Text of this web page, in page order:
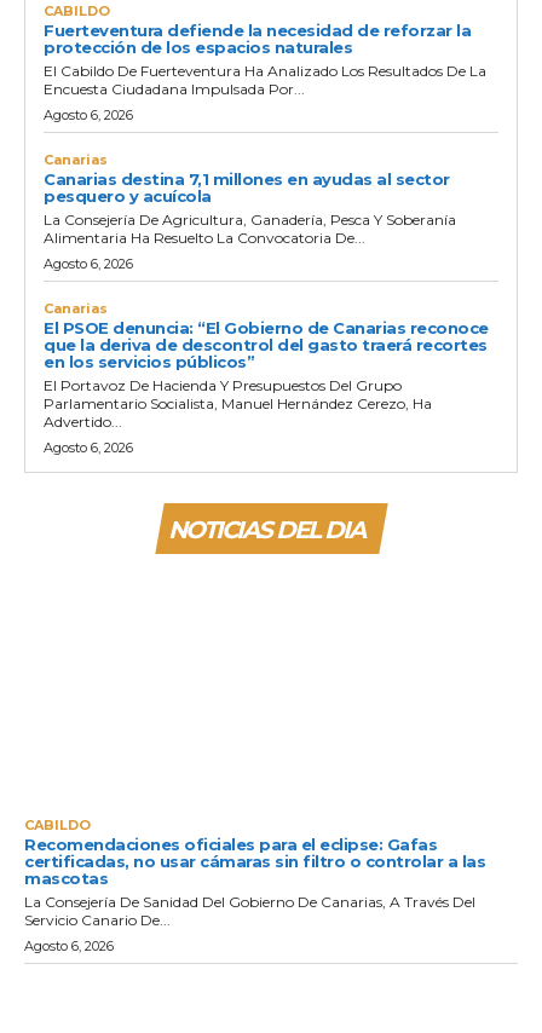
CABILDO
Fuerteventura defiende la necesidad de reforzar la
protección de los espacios naturales
El Cabildo De Fuerteventura Ha Analizado Los Resultados De La
Encuesta Ciudadana Impulsada Por...
Agosto 6, 2026
Canarias
Canarias destina 7,1 millones en ayudas al sector
pesquero y acuícola
La Consejería De Agricultura, Ganadería, Pesca Y Soberanía
Alimentaria Ha Resuelto La Convocatoria De...
Agosto 6, 2026
Canarias
El PSOE denuncia: “El Gobierno de Canarias reconoce
que la deriva de descontrol del gasto traerá recortes
en los servicios públicos”
El Portavoz De Hacienda Y Presupuestos Del Grupo
Parlamentario Socialista, Manuel Hernández Cerezo, Ha
Advertido...
Agosto 6, 2026
NOTICIAS DEL DIA
CABILDO
Recomendaciones oficiales para el eclipse: Gafas
certificadas, no usar cámaras sin filtro o controlar a las
mascotas
La Consejería De Sanidad Del Gobierno De Canarias, A Través Del
Servicio Canario De...
Agosto 6, 2026